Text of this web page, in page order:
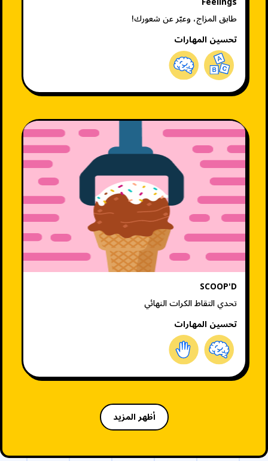
طابق المزاج، وعبّر عن شعورك!
تحسين المهارات
SCOOP'D
تحدي التقاط الكرات النهائي
تحسين المهارات
أظهر المزيد